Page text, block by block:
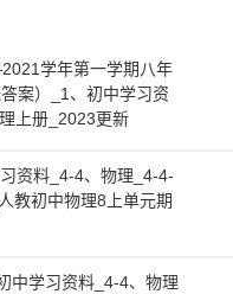
学年第一学期八年
案）_1、初中学习资
上册_2023更新
资料_4-4、物理_4-4-
教初中物理8上单元期
中学习资料_4-4、物理